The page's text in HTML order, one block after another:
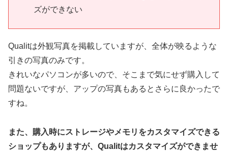
ズができない
Qualitは外観写真を掲載していますが、全体が映るような
引きの写真のみです。
きれいなパソコンが多いので、そこまで気にせず購入して
問題ないですが、アップの写真もあるとさらに良かったで
すね。
また、購入時にストレージやメモリをカスタマイズできる
ショップもありますが、Qualitはカスタマイズができませ